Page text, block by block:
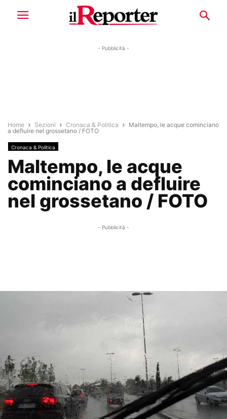
- Pubblicità -
Home Sezioni Cronaca & Politica
Maltempo, le acque cominciano
a defluire nel grossetano / FOTO
Cronaca & Politica
Maltempo, le acque
cominciano a defluire
nel grossetano / FOTO
- Pubblicità -